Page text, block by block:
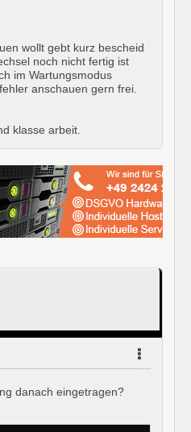
wollt gebt kurz bescheid
noch nicht fertig ist
im Wartungsmodus
anschauen gern frei.
klasse arbeit.
danach eingetragen?